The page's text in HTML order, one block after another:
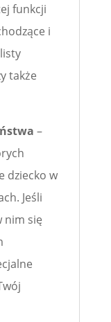
funkcji
i
także
–
dziecko w
Jeśli
nim się